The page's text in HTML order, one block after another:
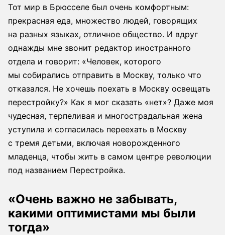
Тот мир в Брюсселе был очень комфортным:
прекрасная еда, множество людей, говорящих
на разных языках, отличное общество. И вдруг
однажды мне звонит редактор иностранного
отдела и говорит: «Человек, которого
мы собирались отправить в Москву, только что
отказался. Не хочешь поехать в Москву освещать
перестройку?» Как я мог сказать «нет»? Даже моя
чудесная, терпеливая и многострадальная жена
уступила и согласилась переехать в Москву
с тремя детьми, включая новорожденного
младенца, чтобы жить в самом центре революции
под названием Перестройка.
«Очень важно не забывать,
какими оптимистами мы были
тогда»